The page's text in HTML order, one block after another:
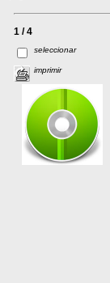
1 / 4
seleccionar
imprimir